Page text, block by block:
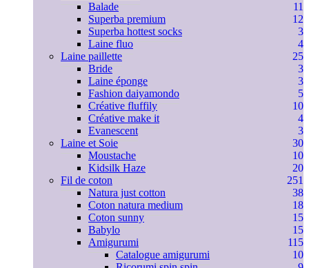
Balade
11
Superba premium
12
Superba hottest socks
3
Laine fluo
4
Laine paillette
25
Bride
3
Laine éponge
3
Fashion daiyamondo
5
Créative fluffily
10
Créative make it
4
Evanescent
3
Laine et Soie
30
Moustache
10
Kidsilk Haze
20
Fil de coton
251
Natura just cotton
38
Coton natura medium
18
Coton sunny
15
Babylo
15
Amigurumi
115
Catalogue amigurumi
10